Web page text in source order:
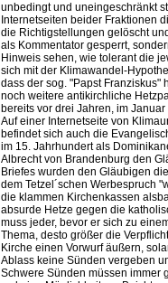
unbedingt und uneingeschränkt
Internetseiten beider Fraktionen
die Richtigstellungen gelöscht
als Kommentator gesperrt,
Hinweis sehen, wie tolerant die
sich mit der Klimawandel-
dass der sog. "Papst
noch weitere antikirchliche
bereits vor drei Jahren, im
Auf einer Internetseite von
befindet sich auch die
im 15. Jahrhundert als
Albrecht von Brandenburg den
Briefes wurden den Gläubigen
dem Tetzel´schen Werbespruch
die klammen Kirchenkassen
absurde Hetze gegen die
muss jeder, bevor er sich zu
Thema, desto größer die
Kirche einen Vorwurf äußern,
Ablass keine Sünden vergeben
Schwere Sünden müssen immer